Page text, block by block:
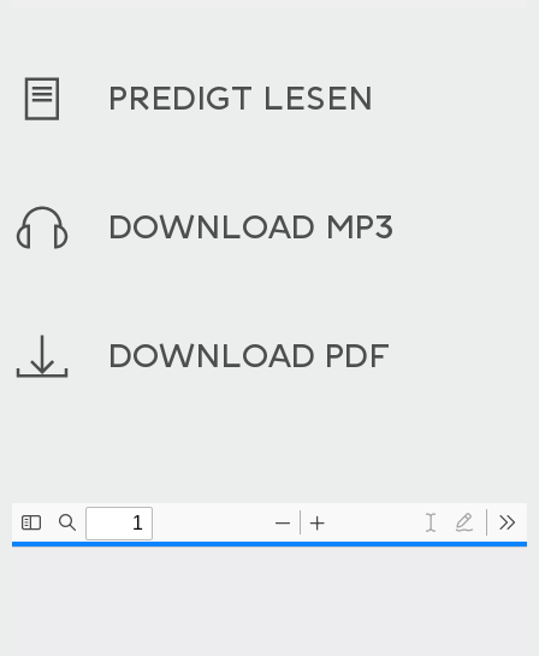
PREDIGT LESEN
DOWNLOAD MP3
DOWNLOAD PDF